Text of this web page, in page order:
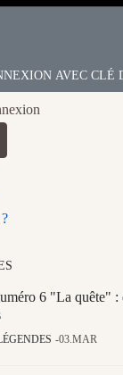
AVEC CLÉ
6 "La quête" :
03.MAR